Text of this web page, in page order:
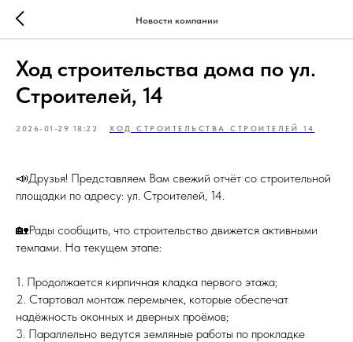
Новости компании
Ход строительства дома по ул.
Строителей, 14
2026-01-29 18:22 ХОД СТРОИТЕЛЬСТВА СТРОИТЕЛЕЙ 14
📣Друзья! Представляем Вам свежий отчёт со строительной
площадки по адресу: ул. Строителей, 14.
🏡Рады сообщить, что строительство движется активными
темпами. На текущем этапе:
1. Продолжается кирпичная кладка первого этажа;
2. Стартовал монтаж перемычек, которые обеспечат
надёжность оконных и дверных проёмов;
3. Параллельно ведутся земляные работы по прокладке